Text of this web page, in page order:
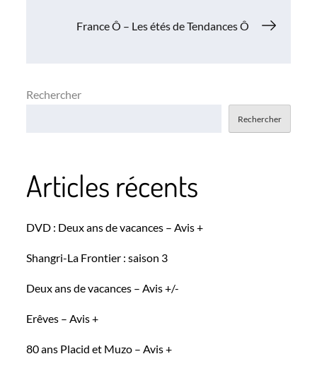
France Ô – Les étés de Tendances Ô
Rechercher
Rechercher
Articles récents
DVD : Deux ans de vacances – Avis +
Shangri-La Frontier : saison 3
Deux ans de vacances – Avis +/-
Erêves – Avis +
80 ans Placid et Muzo – Avis +